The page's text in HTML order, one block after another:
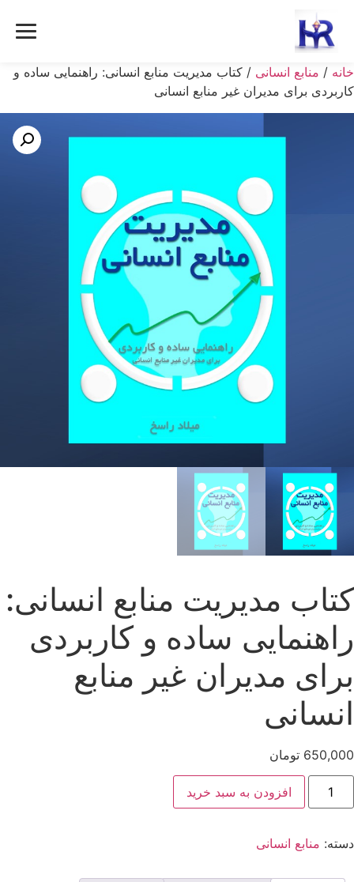
خانه / منابع انسانی / کتاب مدیریت منابع انسانی: راهنمایی ساده و
کاربردی برای مدیران غیر منابع انسانی
کتاب مدیریت منابع انسانی:
راهنمایی ساده و کاربردی
برای مدیران غیر منابع
انسانی
650,000 تومان
افزودن به سبد خرید
دسته: منابع انسانی